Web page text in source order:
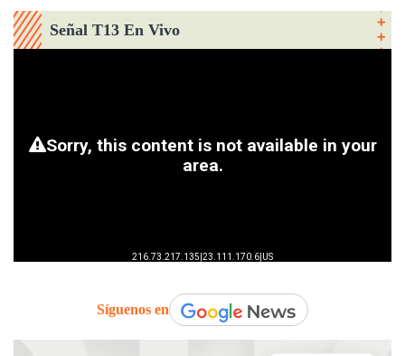
Señal T13 En Vivo
Síguenos en